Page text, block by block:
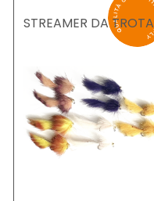
STREAMER DA TROTA